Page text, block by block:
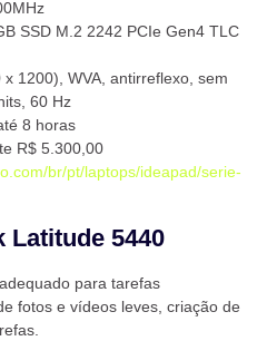
SSD M.2 2242 PCIe Gen4 TLC
x 1200), WVA, antirreflexo, sem
60 Hz
8 horas
R$ 5.300,00
br/pt/laptops/ideapad/serie-
Latitude 5440
para tarefas
fotos e vídeos leves, criação de